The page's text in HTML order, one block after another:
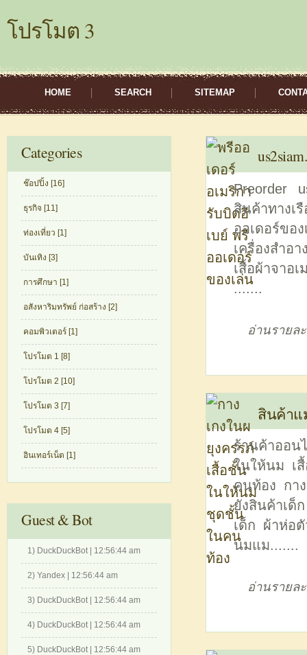
โปรโมต 3
HOME SEARCH SITEMAP
Preorder
สินค้าทางเ
ออเดอร์ขอ
เครื่องสําอ
เสื้อผ้าจาอ
.......
อ่านรายล
สินค้าแ
ร้านค้าออน
ในให้นม เ
คนท้อง กา
ยังสินค้าเด็
เด็ก ผ้าห่อ
นมแม.......
อ่านรายล
Categories
ช๊อปปิ้ง [16]
ธุรกิจ [11]
ท่องเที่ยว [1]
บันเทิง [3]
การศึกษา [1]
อสังหาริมทรัพย์ ก่อสร้าง [2]
คอมพิวเตอร์ [1]
โปรโมต 1 [8]
โปรโมต 2 [10]
โปรโมต 3 [7]
โปรโมต 4 [5]
อินเทอร์เน็ต [1]
Guest & Bot
1) DuckDuckBot | 12:56:44 am
2) Yandex | 12:56:44 am
3) DuckDuckBot | 12:56:44 am
4) DuckDuckBot | 12:56:44 am
5) DuckDuckBot | 12:56:44 am